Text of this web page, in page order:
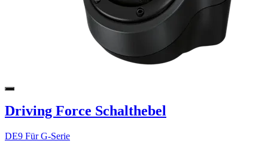
Driving Force Schalthebel
DE9 Für G-Serie